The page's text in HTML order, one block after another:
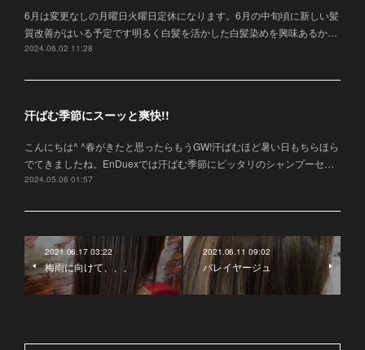
6月は変更なしの月曜日火曜日定休になります。6月の中旬頃に新しい髪
質改善がはいる予定です明るく白髪を活かした白髪染めを興味あるか…
2024.06.02 11:28
汗ばむ季節にスーッと爽快!!
こんにちは^ ^春がきたと思ったらもうGW!汗ばむほど暑い日もちらほら
でてきましたね。EnDuexでは汗ばむ季節にピッタリのシャンプーセ…
2024.05.06 01:57
2021.06.17 03:22
梅雨に向けて、、、
2021.06.11 09:02
バレイヤージュ